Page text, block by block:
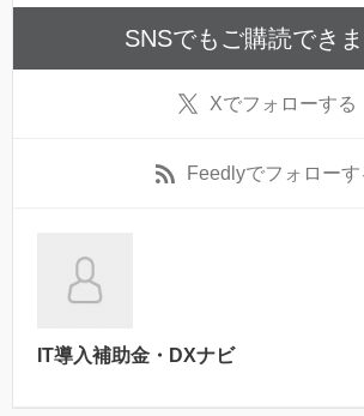
SNSでもご購読できま
Xでフォローする
Feedlyでフォローす
IT導入補助金・DXナビ